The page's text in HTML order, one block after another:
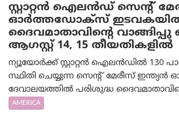
സ്റ്റാറ്റൻ ഐലൻഡ് സെന്റ്
ഓർത്തഡോക്സ് ഇടവകയിൽ
ദൈവമാതാവിന്റെ
ആഗസ്റ്റ് 14, 15 തീയതികളിൽ
ന്യൂയോർക്ക് സ്റ്റാറ്റൻ ഐലൻഡിൽ 130
സ്ഥിതി ചെയ്യുന്ന സെന്റ് മേരീസ്
ദേവാലയത്തിൽ പരിശുദ്ധ
AMERICA